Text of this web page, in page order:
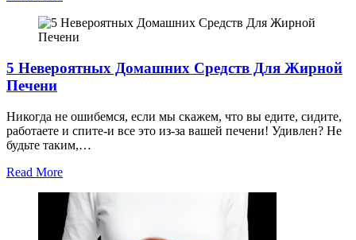
5 Невероятных Домашних Средств Для Жирной
Печени
Никогда не ошибемся, если мы скажем, что вы едите, сидите,
работаете и спите-и все это из-за вашей печени! Удивлен? Не
будьте таким,…
Read More